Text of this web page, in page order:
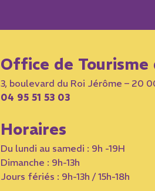
Office de Tourisme
3, boulevard du Roi Jérôme – 20
04 95 51 53 03
Horaires
Du lundi au samedi : 9h -19H
Dimanche : 9h-13h
Jours fériés : 9h-13h / 15h-18h